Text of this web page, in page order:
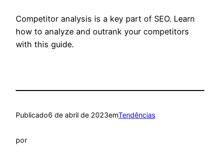
Competitor analysis is a key part of SEO. Learn
how to analyze and outrank your competitors
with this guide.
Publicado6 de abril de 2023emTendências
por